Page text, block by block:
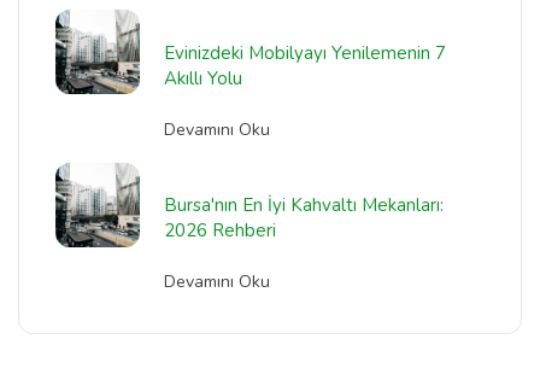
Evinizdeki Mobilyayı Yenilemenin 7
Akıllı Yolu
Devamını Oku
Bursa'nın En İyi Kahvaltı Mekanları:
2026 Rehberi
Devamını Oku